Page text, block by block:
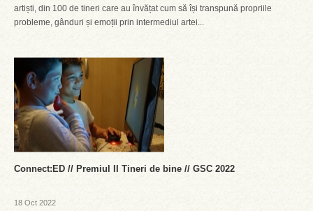
artiști, din 100 de tineri care au învățat cum să își transpună propriile
probleme, gânduri și emoții prin intermediul artei...
Connect:ED // Premiul II Tineri de bine // GSC 2022
18 Oct 2022